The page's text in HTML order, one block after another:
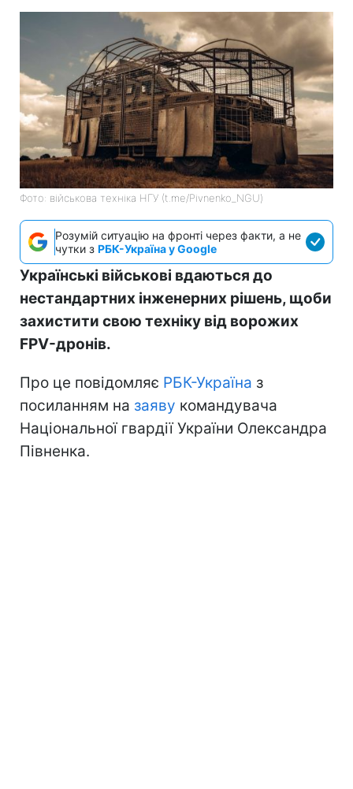
Фото: військова техніка НГУ (t.me/Pivnenko_NGU)
Розумій ситуацію на фронті через факти, а не
чутки з РБК-Україна у Google
Українські військові вдаються до
нестандартних інженерних рішень, щоби
захистити свою техніку від ворожих
FPV-дронів.
Про це повідомляє РБК-Україна з
посиланням на заяву командувача
Національної гвардії України Олександра
Півненка.